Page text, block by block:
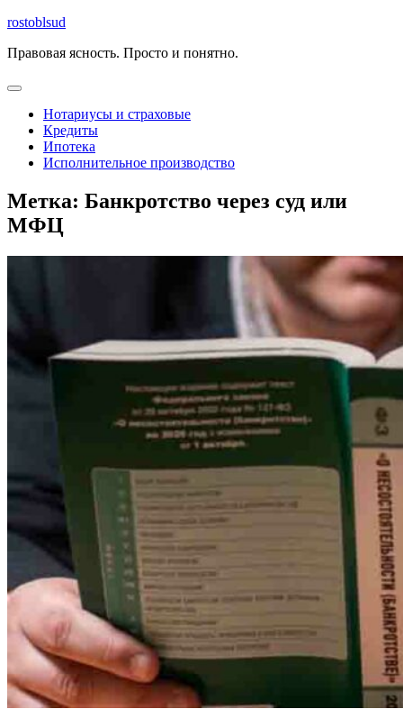
Перейти
содержимому
rostoblsud
Правовая ясность. Просто и понятно.
Открыть
Нотариусы и страховые
Кредиты
Ипотека
Исполнительное производство
Закрыть
меню
Метка: Банкротство через суд или
МФЦ